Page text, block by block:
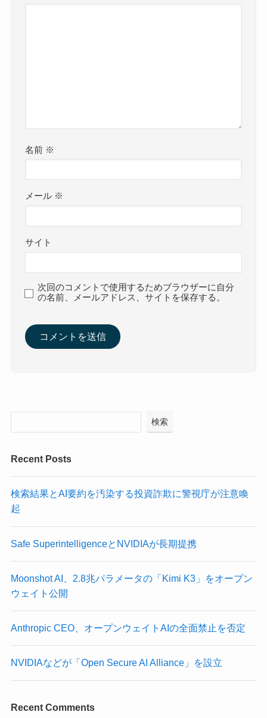
名前 ※
メール ※
サイト
次回のコメントで使用するためブラウザーに自分
の名前、メールアドレス、サイトを保存する。
検索
Recent Posts
検索結果とAI要約を汚染する投資詐欺に警視庁が注意喚
起
Safe SuperintelligenceとNVIDIAが長期提携
Moonshot AI、2.8兆パラメータの「Kimi K3」をオープン
ウェイト公開
Anthropic CEO、オープンウェイトAIの全面禁止を否定
NVIDIAなどが「Open Secure AI Alliance」を設立
Recent Comments